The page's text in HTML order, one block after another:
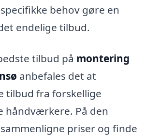
behov gøre en
endelige tilbud.
tilbud på montering
anbefales det at
tilbud fra forskellige
håndværkere. På den
priser og finde